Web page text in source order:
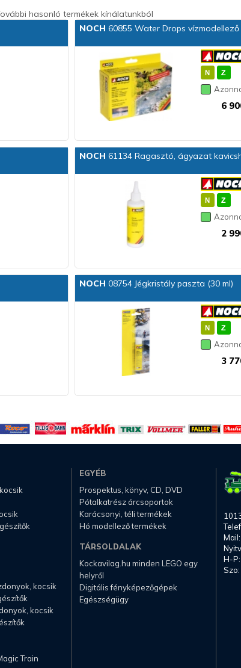
hasonló termékek kínálatunkból
NOCH 60855 Water Drops
6
NOCH 61134 Ragasztó, ágyazat
2
NOCH 08754 Jégkristály paszta (30 ml)
3
kocsik
kocsik
Train
EGYÉB
Prospektus, könyv, CD, DVD
Pótalkatrész árcsoportok
Karácsonyi, téli termékek
Hó modellező termékek
TÁRSOLDALAK
Kockavilag.hu minden LEGO egy
helyről
Digitális fényképezőgépek
Egészségügy
Mail:
H-